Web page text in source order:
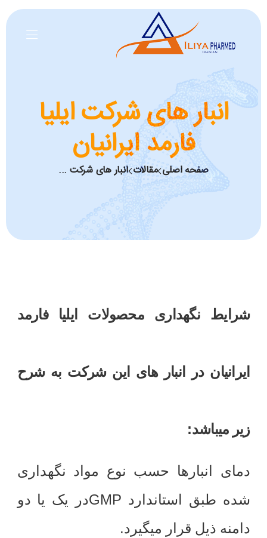
انبار های شرکت ایلیا
فارمد ایرانیان
صفحه اصلی مقالات انبار های شرکت ...
شرایط نگهداری محصولات ایلیا فارمد
ایرانیان در انبار های این شرکت به شرح
زیر میباشد:
دمای انبارها حسب نوع مواد نگهداری
شده طبق استاندارد GMPدر یک یا دو
دامنه ذیل قرار میگیرد.